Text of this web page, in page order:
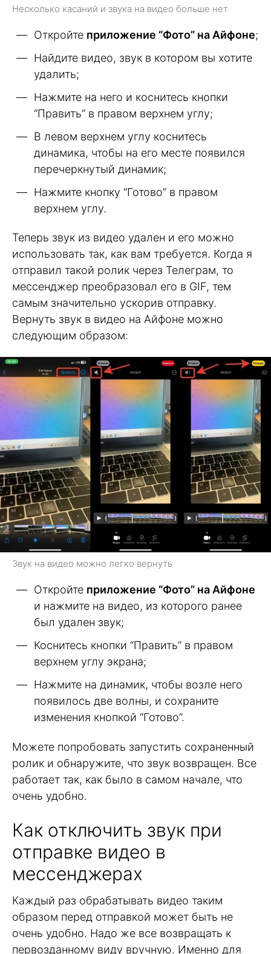
Несколько касаний и звука на видео больше нет
Откройте приложение “Фото” на Айфоне;
Найдите видео, звук в котором вы хотите
удалить;
Нажмите на него и коснитесь кнопки
“Править” в правом верхнем углу;
В левом верхнем углу коснитесь
динамика, чтобы на его месте появился
перечеркнутый динамик;
Нажмите кнопку “Готово” в правом
верхнем углу.
Теперь звук из видео удален и его можно
использовать так, как вам требуется. Когда я
отправил такой ролик через Телеграм, то
мессенджер преобразовал его в GIF, тем
самым значительно ускорив отправку.
Вернуть звук в видео на Айфоне можно
следующим образом:
Звук на видео можно легко вернуть
Откройте приложение “Фото” на Айфоне
и нажмите на видео, из которого ранее
был удален звук;
Коснитесь кнопки “Править” в правом
верхнем углу экрана;
Нажмите на динамик, чтобы возле него
появилось две волны, и сохраните
изменения кнопкой “Готово”.
Можете попробовать запустить сохраненный
ролик и обнаружите, что звук возвращен. Все
работает так, как было в самом начале, что
очень удобно.
Как отключить звук при
отправке видео в
мессенджерах
Каждый раз обрабатывать видео таким
образом перед отправкой может быть не
очень удобно. Надо же все возвращать к
первозданному виду вручную. Именно для